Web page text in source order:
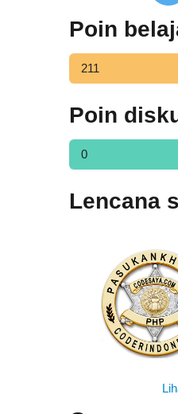
Poin
211
Poin
0
Lencana